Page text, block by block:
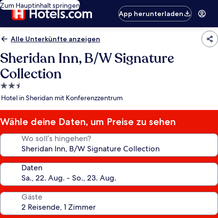
Zum Hauptinhalt springen
App herunterladen
Alle Unterkünfte anzeigen
Sheridan Inn, B/W Signature
Collection
2.5-
Sterne-
Hotel in Sheridan mit Konferenzzentrum
Wähle deine Daten, um Preise zu sehen
Wo soll’s hingehen?
Daten
Gäste